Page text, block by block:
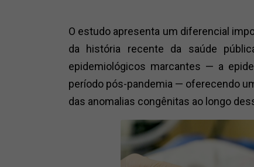
O estudo apresenta um diferencial
da história recente da saúde
epidemiológicos marcantes — a
período pós-pandemia — oferecendo
das anomalias congênitas ao longo